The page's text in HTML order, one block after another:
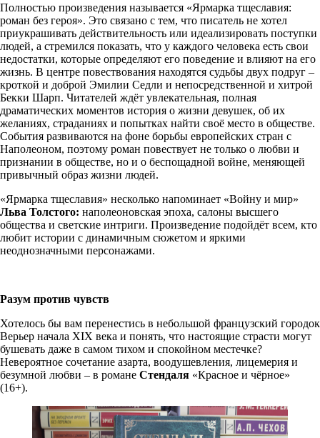
Полностью произведения называется «Ярмарка тщеславия:
роман без героя». Это связано с тем, что писатель не хотел
приукрашивать действительность или идеализировать поступки
людей, а стремился показать, что у каждого человека есть свои
недостатки, которые определяют его поведение и влияют на его
жизнь. В центре повествования находятся судьбы двух подруг –
кроткой и доброй Эмилии Седли и непосредственной и хитрой
Бекки Шарп. Читателей ждёт увлекательная, полная
драматических моментов история о жизни девушек, об их
желаниях, страданиях и попытках найти своё место в обществе.
События развиваются на фоне борьбы европейских стран с
Наполеоном, поэтому роман повествует не только о любви и
признании в обществе, но и о беспощадной войне, меняющей
привычный образ жизни людей.
«Ярмарка тщеславия» несколько напоминает «Войну и мир»
Льва Толстого: наполеоновская эпоха, салоны высшего
общества и светские интриги. Произведение подойдёт всем, кто
любит истории с динамичным сюжетом и яркими
неоднозначными персонажами.
Разум против чувств
Хотелось бы вам перенестись в небольшой французский городок
Верьер начала XIX века и понять, что настоящие страсти могут
бушевать даже в самом тихом и спокойном местечке?
Невероятное сочетание азарта, воодушевления, лицемерия и
безумной любви – в романе Стендаля «Красное и чёрное»
(16+).